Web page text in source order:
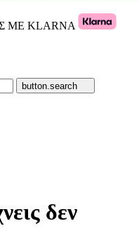
ΜΕ KLARNA
button.search
δεν